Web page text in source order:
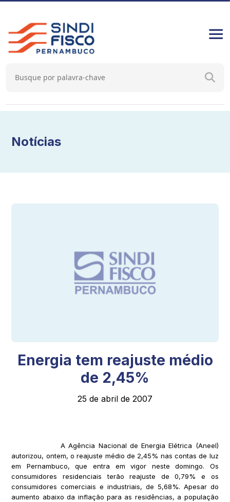
Notícias
Energia tem reajuste médio
de 2,45%
25 de abril de 2007
A Agência Nacional de Energia Elétrica (Aneel)
autorizou, ontem, o reajuste médio de 2,45% nas contas de luz
em Pernambuco, que entra em vigor neste domingo. Os
consumidores residenciais terão reajuste de 0,79% e os
consumidores comerciais e industriais, de 5,68%. Apesar do
aumento abaixo da inflação para as residências, a população